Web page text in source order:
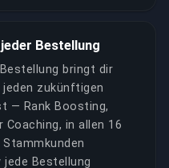
Bestellung
bringt dir
zukünftigen
— Rank Boosting,
Coaching, in allen 16
Bestellung